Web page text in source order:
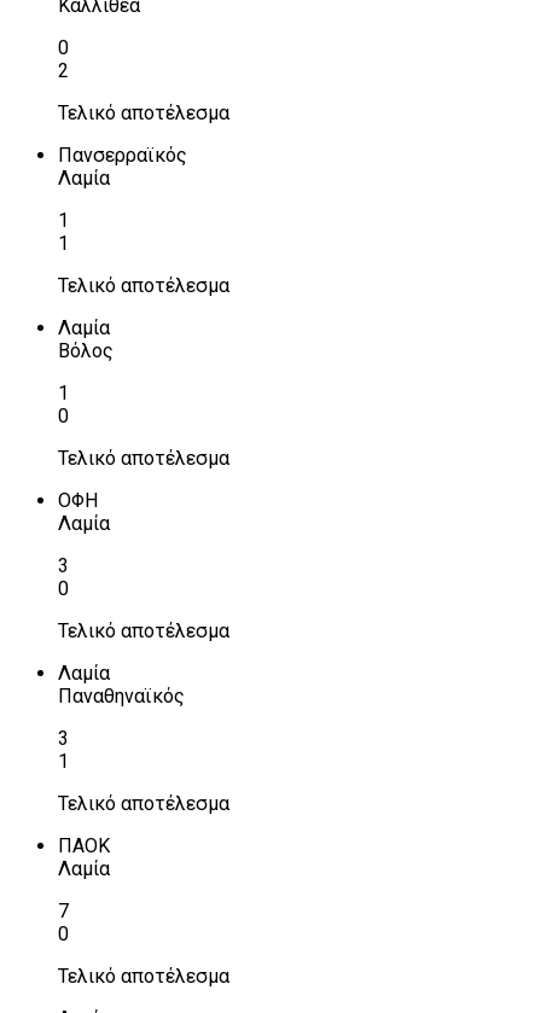
Καλλιθέα
0
2
Τελικό αποτέλεσμα
Πανσερραϊκός
Λαμία
1
1
Τελικό αποτέλεσμα
Λαμία
Βόλος
1
0
Τελικό αποτέλεσμα
ΟΦΗ
Λαμία
3
0
Τελικό αποτέλεσμα
Λαμία
Παναθηναϊκός
3
1
Τελικό αποτέλεσμα
ΠΑΟΚ
Λαμία
7
0
Τελικό αποτέλεσμα